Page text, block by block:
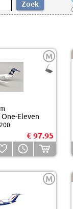
M
One-Eleven
€ 97.95
M